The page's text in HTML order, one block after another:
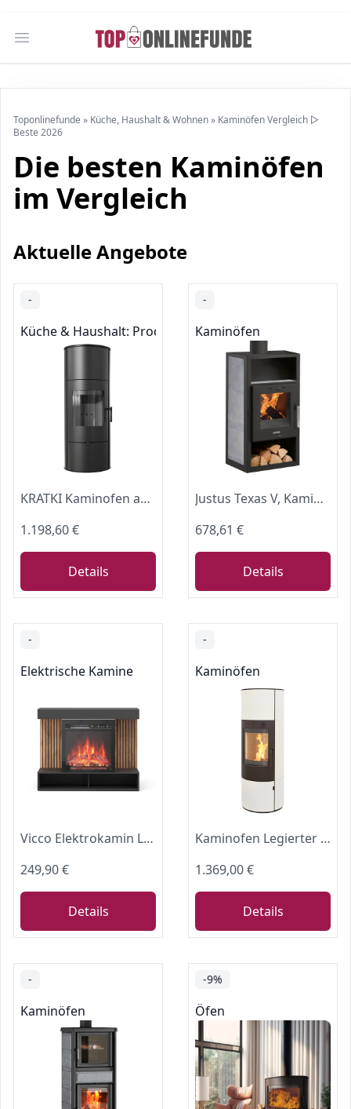
Open main menu
Toponlinefunde » Küche, Haushalt & Wohnen» Kaminöfen Vergleich ▷
Beste 2026
Die besten Kaminöfen
im Vergleich
Aktuelle Angebote
-
Küche & Haushalt: Produkte mit Umwelt-Label
KRATKI Kaminofen aus Stahl Holzofen Rollo 7kW Ø150 BImSchV 2 EEK A schwarz
1.198,60 €
Details
-
Kaminöfen
Justus Texas V, Kaminofen, Stahl Schwarz/Specksteinkeramik Grau
678,61 €
Details
-
Elektrische Kamine
Vicco Elektrokamin Lynea, Schwarz, 100 cm
249,90 €
Details
-
Kaminöfen
Kaminofen Legierter Stahl, München XL Stahl Creme weiß 7kw Speicherofen Panoramatür Holzofen Dauerbrand geeignet Schwedenofen 150mm Abgasstutzen selbstschließende Tür (Bauart 1)
1.369,00 €
Details
-
Kaminöfen
-9%
Öfen